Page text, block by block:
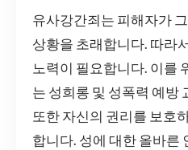
유사강간죄는 피해자가
상황을 초래합니다. 따라
노력이 필요합니다. 이를
는 성희롱 및 성폭력 예방
또한 자신의 권리를 보호
합니다. 성에 대한 올바른